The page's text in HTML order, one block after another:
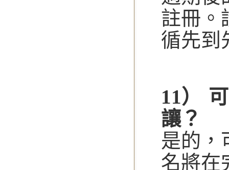
註冊。
循先到
11）
讓？
是的，
名將在